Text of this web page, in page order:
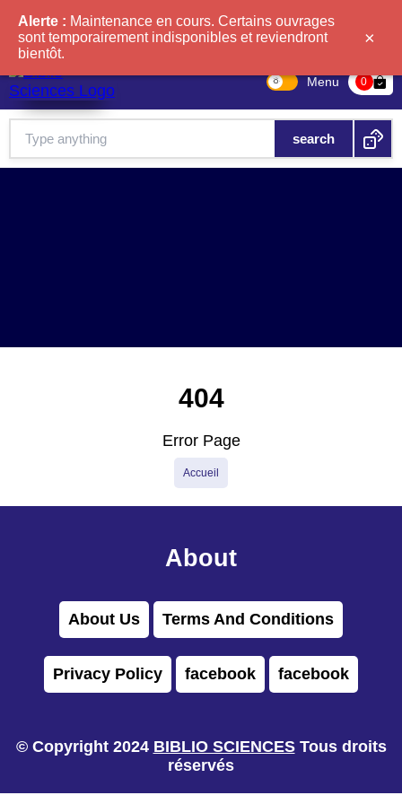
Menu 0 bag-check
Alerte : Maintenance en cours. Certains ouvrages
sont temporairement indisponibles et reviendront
bientôt.
×
404
Error Page
Accueil
About
About Us Terms And Conditions
Privacy Policy facebook facebook
© Copyright 2024 BIBLIO SCIENCESTous droits
réservés